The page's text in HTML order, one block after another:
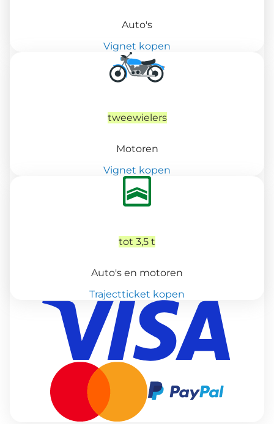
Auto's
Vignet kopen
tweewielers
Motoren
Vignet kopen
tot 3,5 t
Auto's en motoren
Trajectticket kopen